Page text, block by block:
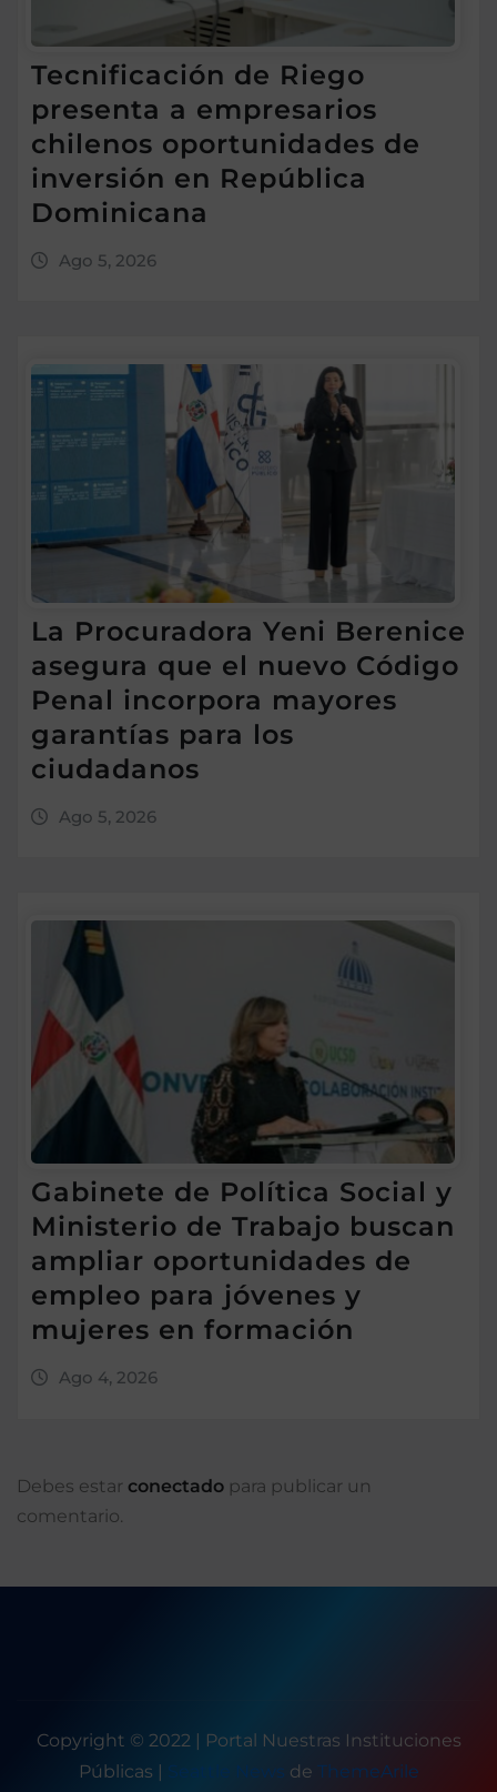
Tecnificación de Riego
presenta a empresarios
chilenos oportunidades de
inversión en República
Dominicana
Ago 5, 2026
La Procuradora Yeni Berenice
asegura que el nuevo Código
Penal incorpora mayores
garantías para los
ciudadanos
Ago 5, 2026
Gabinete de Política Social y
Ministerio de Trabajo buscan
ampliar oportunidades de
empleo para jóvenes y
mujeres en formación
Ago 4, 2026
Debes estar conectado para publicar un
comentario.
Copyright © 2022 | Portal Nuestras Instituciones
Públicas | Seattle News de ThemeArile